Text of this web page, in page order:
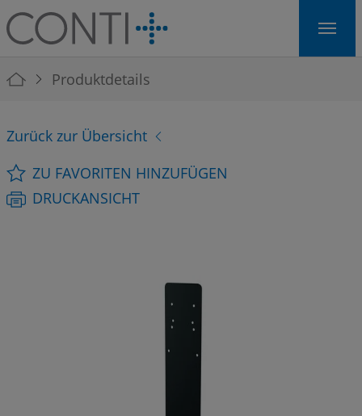
Skip to main navigation
Skip to main content
Skip to page footer
You are here:
Produktdetails
Zurück zur Übersicht
ZU FAVORITEN HINZUFÜGEN
DRUCKANSICHT